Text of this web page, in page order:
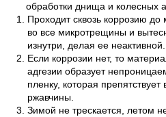
обработки днища и колесных
Проходит сквозь коррозию до
во все микротрещины и
изнутри, делая ее неактивной.
Если коррозии нет, то
адгезии образует
пленку, которая
ржавчины.
Зимой не трескается, летом